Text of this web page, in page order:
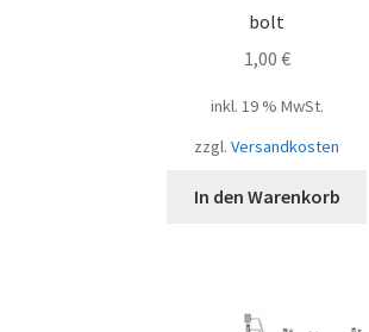
bolt
1,00 €
inkl. 19 % MwSt.
zzgl. Versandkosten
In den Warenkorb